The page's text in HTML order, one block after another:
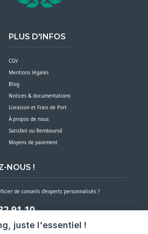
juste l'essentiel !
PLUS D'INFOS
CGV
Mentions légales
Blog
Notices & documentations
Livraison et Frais de Port
À propos de nous
Satisfait ou Remboursé
Moyens de paiement
NOUS !
de conseils d’experts personnalisés ?
91 10
à votre écoute du lundi au vendredi de 7h30 à 16h